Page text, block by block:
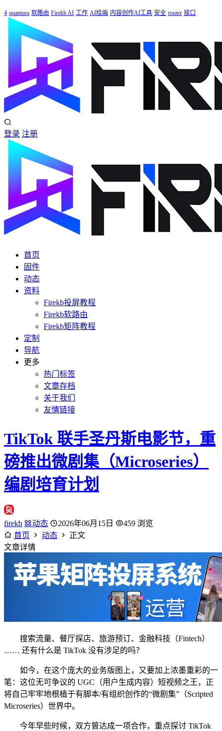
4 quantura 软路由 Firekb AI 工作 AI绘画 内容创作AI工具 安全 router 接口
登录 注册
首页
固件
动态
资料
Firekb投屏教程
Firekb软路由
Firekb矩阵教程
定制
导航
更多
热门标签
文章存档
关于我们
友情链接
TikTok 联手圣丹斯电影节，重
磅推出微剧集（Microseries）
编剧培育计划
firekb 动态 2026年06月15日
459 浏览
首页
动态
正文
文章详情
搜索流量、餐厅探店、旅游预订、金融科技（Fintech）
…… 还有什么是 TikTok 没有涉足的吗？
如今，在这个庞大的业务版图上，又要加上浓墨重彩的一
笔：这位无可争议的 UGC（用户生成内容）短视频之王，正
将自己牢牢地根植于有脚本/有组织创作的“微剧集”（Scripted
Microseries）世界中。
今年早些时候，双方曾达成一项合作，重点探讨 TikTok